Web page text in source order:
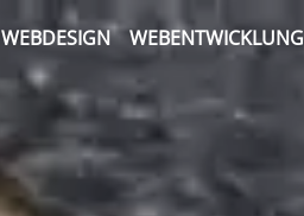
WEBDESIGN WEBENTWICKLUNG